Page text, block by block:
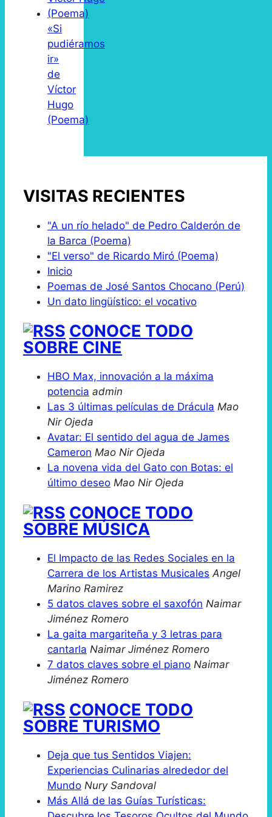
«Si
pudiéramos
ir»
de
Víctor
Hugo
(Poema)
VISITAS RECIENTES
"A un río helado" de Pedro Calderón de
la Barca (Poema)
"El verso" de Ricardo Miró (Poema)
Inicio
Poemas de José Santos Chocano (Perú)
Un dato lingüístico: el vocativo
CONOCE TODO
SOBRE CINE
HBO Max, innovación a la máxima
potencia admin
Las 3 últimas películas de Drácula Mao
Nir Ojeda
Avatar: El sentido del agua de James
Cameron Mao Nir Ojeda
La novena vida del Gato con Botas: el
último deseo Mao Nir Ojeda
CONOCE TODO
SOBRE MÚSICA
El Impacto de las Redes Sociales en la
Carrera de los Artistas Musicales Angel
Marino Ramirez
5 datos claves sobre el saxofón Naimar
Jiménez Romero
La gaita margariteña y 3 letras para
cantarla Naimar Jiménez Romero
7 datos claves sobre el piano Naimar
Jiménez Romero
CONOCE TODO
SOBRE TURISMO
Deja que tus Sentidos Viajen:
Experiencias Culinarias alrededor del
Mundo Nury Sandoval
Más Allá de las Guías Turísticas: